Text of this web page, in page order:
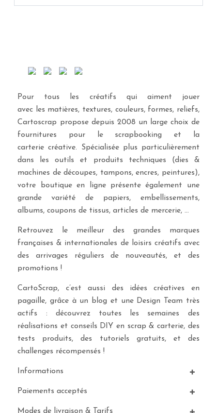
Pour tous les créatifs qui aiment jouer
avec les matières, textures, couleurs, formes, reliefs,
Cartoscrap propose depuis 2008 un large choix de
fournitures pour le scrapbooking et la
carterie créative. Spécialisée plus particulièrement
dans les outils et produits techniques (dies &
machines de découpes, tampons, encres, peintures),
votre boutique en ligne présente également une
grande variété de papiers, embellissements,
albums, coupons de tissus, articles de mercerie, …
Retrouvez le meilleur des grandes marques
françaises & internationales de loisirs créatifs avec
des arrivages réguliers de nouveautés, et des
promotions !
CartoScrap, c’est aussi des idées créatives en
pagaille, grâce à un blog et une Design Team très
actifs : découvrez toutes les semaines des
réalisations et conseils DIY en scrap & carterie, des
tests produits, des tutoriels gratuits, et des
challenges récompensés !
Informations
Paiements acceptés
Modes de livraison & Tarifs